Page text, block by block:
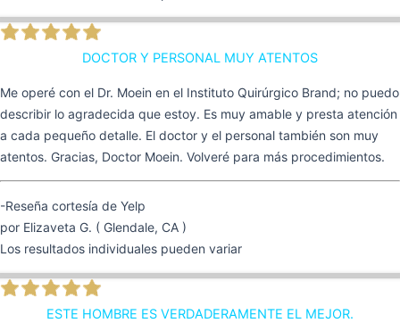
DOCTOR Y PERSONAL MUY ATENTOS
Me operé con el Dr. Moein en el Instituto Quirúrgico Brand; no puedo
describir lo agradecida que estoy. Es muy amable y presta atención
a cada pequeño detalle. El doctor y el personal también son muy
atentos. Gracias, Doctor Moein. Volveré para más procedimientos.
-Reseña cortesía de Yelp
por Elizaveta G. ( Glendale, CA )
Los resultados individuales pueden variar
ESTE HOMBRE ES VERDADERAMENTE EL MEJOR.